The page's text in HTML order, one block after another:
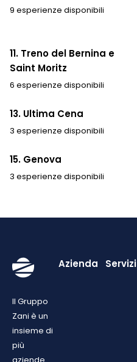
9 esperienze disponibili
11. Treno del Bernina e
Saint Moritz
6 esperienze disponibili
13. Ultima Cena
3 esperienze disponibili
15. Genova
3 esperienze disponibili
Il Gruppo
Zani è un
insieme di
più
aziende
Azienda Servizi